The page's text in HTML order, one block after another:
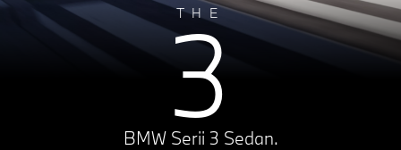
THE
3
BMW Serii 3 Sedan.